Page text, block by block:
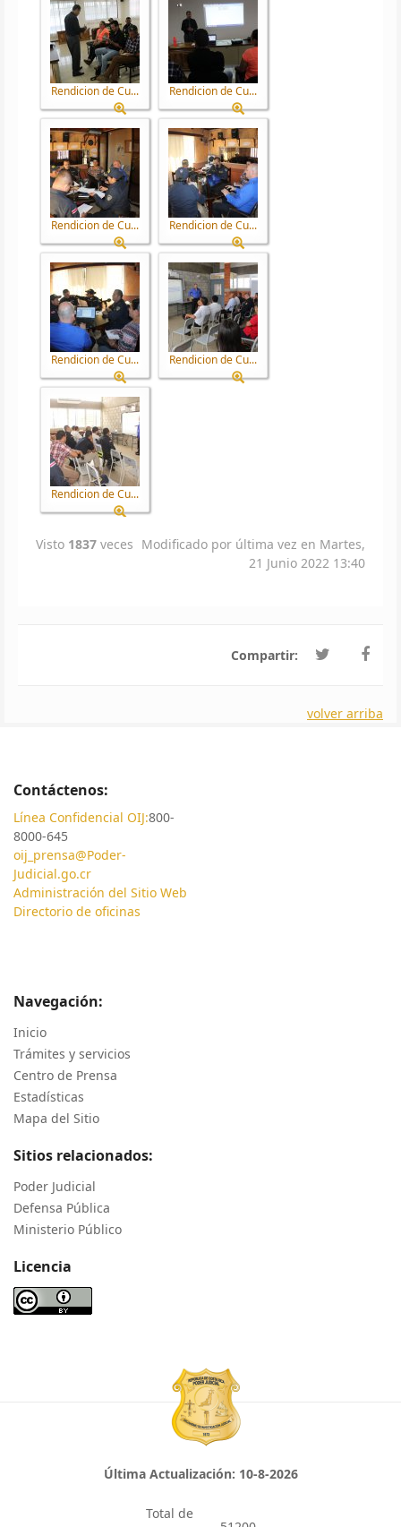
Rendicion de Cu... Rendicion de Cu...
Rendicion de Cu... Rendicion de Cu...
Rendicion de Cu... Rendicion de Cu...
Rendicion de Cu...
Visto 1837 veces Modificado por última vez en Martes,
21 Junio 2022 13:40
Compartir:
volver arriba
Contáctenos:
Línea Confidencial OIJ:800-
8000-645
oij_prensa@Poder-
Judicial.go.cr
Administración del Sitio Web
Directorio de oficinas
Navegación:
Inicio
Trámites y servicios
Centro de Prensa
Estadísticas
Mapa del Sitio
Sitios relacionados:
Poder Judicial
Defensa Pública
Ministerio Público
Licencia
Última Actualización: 10-8-2026
Total de